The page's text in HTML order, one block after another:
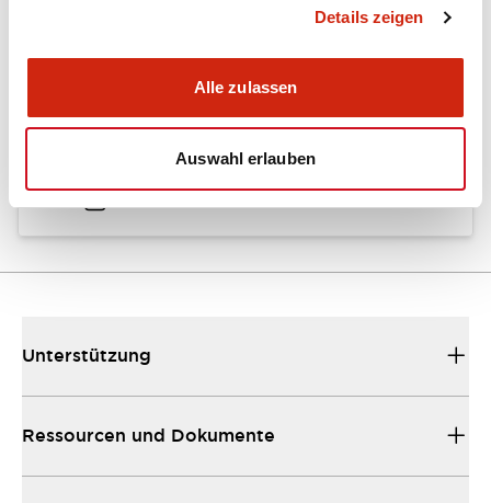
Details zeigen
Alle zulassen
Auswahl erlauben
.PDF724.95KB
Unterstützung
Ressourcen und Dokumente